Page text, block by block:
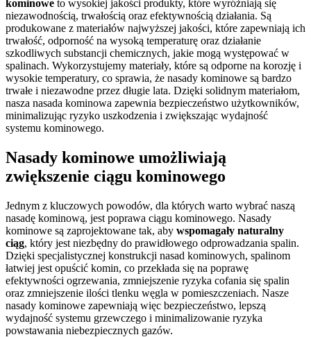
kominowe to wysokiej jakości produkty, które wyróżniają się
niezawodnością, trwałością oraz efektywnością działania. Są
produkowane z materiałów najwyższej jakości, które zapewniają ich
trwałość, odporność na wysoką temperaturę oraz działanie
szkodliwych substancji chemicznych, jakie mogą występować w
spalinach. Wykorzystujemy materiały, które są odporne na korozję i
wysokie temperatury, co sprawia, że nasady kominowe są bardzo
trwałe i niezawodne przez długie lata. Dzięki solidnym materiałom,
nasza nasada kominowa zapewnia bezpieczeństwo użytkowników,
minimalizując ryzyko uszkodzenia i zwiększając wydajność
systemu kominowego.
Nasady kominowe umożliwiają
zwiększenie ciągu kominowego
Jednym z kluczowych powodów, dla których warto wybrać naszą
nasadę kominową, jest poprawa ciągu kominowego. Nasady
kominowe są zaprojektowane tak, aby wspomagały naturalny
ciąg, który jest niezbędny do prawidłowego odprowadzania spalin.
Dzięki specjalistycznej konstrukcji nasad kominowych, spalinom
łatwiej jest opuścić komin, co przekłada się na poprawę
efektywności ogrzewania, zmniejszenie ryzyka cofania się spalin
oraz zmniejszenie ilości tlenku węgla w pomieszczeniach. Nasze
nasady kominowe zapewniają więc bezpieczeństwo, lepszą
wydajność systemu grzewczego i minimalizowanie ryzyka
powstawania niebezpiecznych gazów.